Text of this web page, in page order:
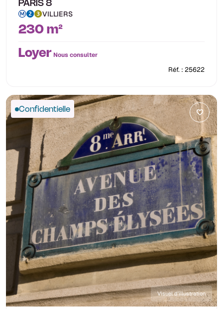
PARIS 8
VILLIERS
230 m²
Loyer Nous consulter
Réf. : 25622
Confidentielle
Visuel d'illustration